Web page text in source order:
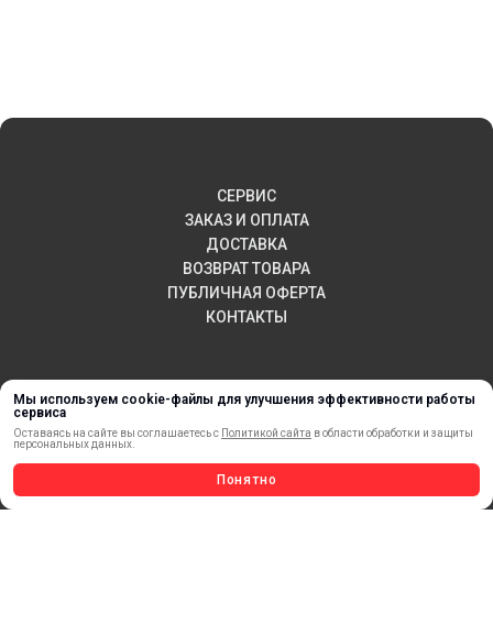
Мы используем cookie-файлы для улучшения эффективности работы
сервиса
Оставаясь на сайте вы соглашаетесь с Политикой сайта в области обработки и защиты
персональных данных.
Понятно
СЕРВИС
ЗАКАЗ И ОПЛАТА
ДОСТАВКА
ВОЗВРАТ ТОВАРА
ПУБЛИЧНАЯ ОФЕРТА
КОНТАКТЫ
НОВИНКИ
САМОКЛЕЯЩИЕСЯ ПЛЕНКИ